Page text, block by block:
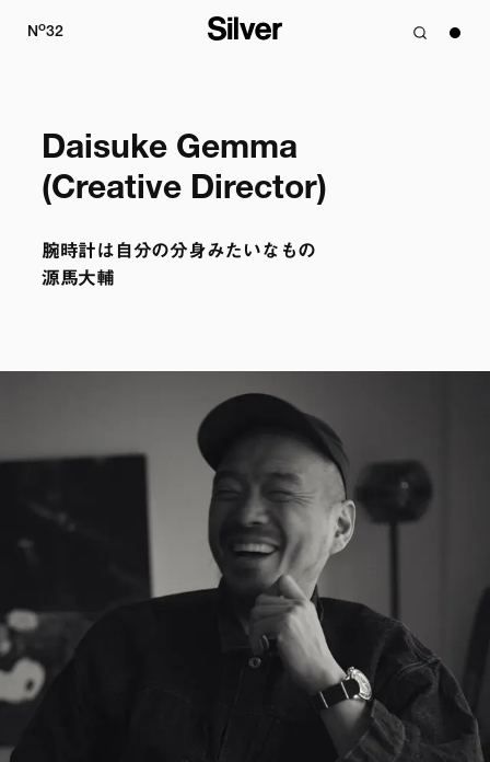
No32
Daisuke Gemma
(Creative Director)
腕時計は自分の分身みたいなもの
源馬大輔